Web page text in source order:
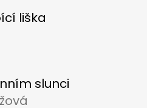
liška
je 5 z 5 hvězdiček.
slunci